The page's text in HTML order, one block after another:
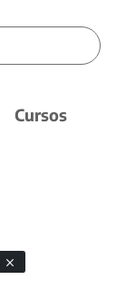
Cursos